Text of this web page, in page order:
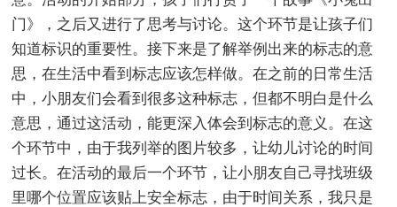
门》，之后又进行了思考与讨论。这个环节是让孩子们
知道标识的重要性。接下来是了解举例出来的标志的意
思，在生活中看到标志应该怎样做。在之前的日常生活
中，小朋友们会看到很多这种标志，但都不明白是什么
意思，通过这活动，能更深入体会到标志的意义。在这
个环节中，由于我列举的图片较多，让幼儿讨论的时间
过长。在活动的最后一个环节，让小朋友自己寻找班级
里哪个位置应该贴上安全标志，由于时间关系，我只是